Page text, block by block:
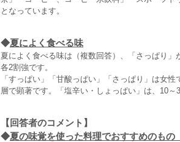
となっています。
◆夏によく食べる味
夏によく食べる味は（複数回答）、「さっぱり
各2割強です。
「すっぱい」「甘酸っぱい」「さっぱり」は女
層で顕著です。「塩辛い・しょっぱい」は、10
【回答者のコメント】
◆夏の味覚を使った料理でおすすめのもの